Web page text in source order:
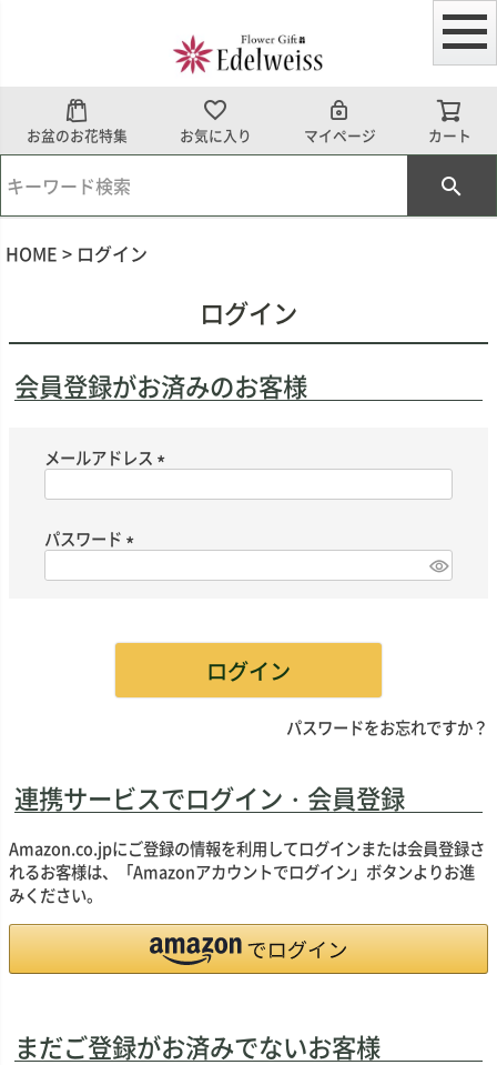
お盆のお花特集 お気に入り マイページ カート
HOME ログイン
ログイン
会員登録がお済みのお客様
メールアドレス
)
パスワード
)
ログイン
パスワードをお忘れですか？
連携サービスでログイン・会員登録
Amazon.co.jpにご登録の情報を利用してログインまたは会員登録さ
れるお客様は、「Amazonアカウントでログイン」ボタンよりお進
みください。
まだご登録がお済みでないお客様